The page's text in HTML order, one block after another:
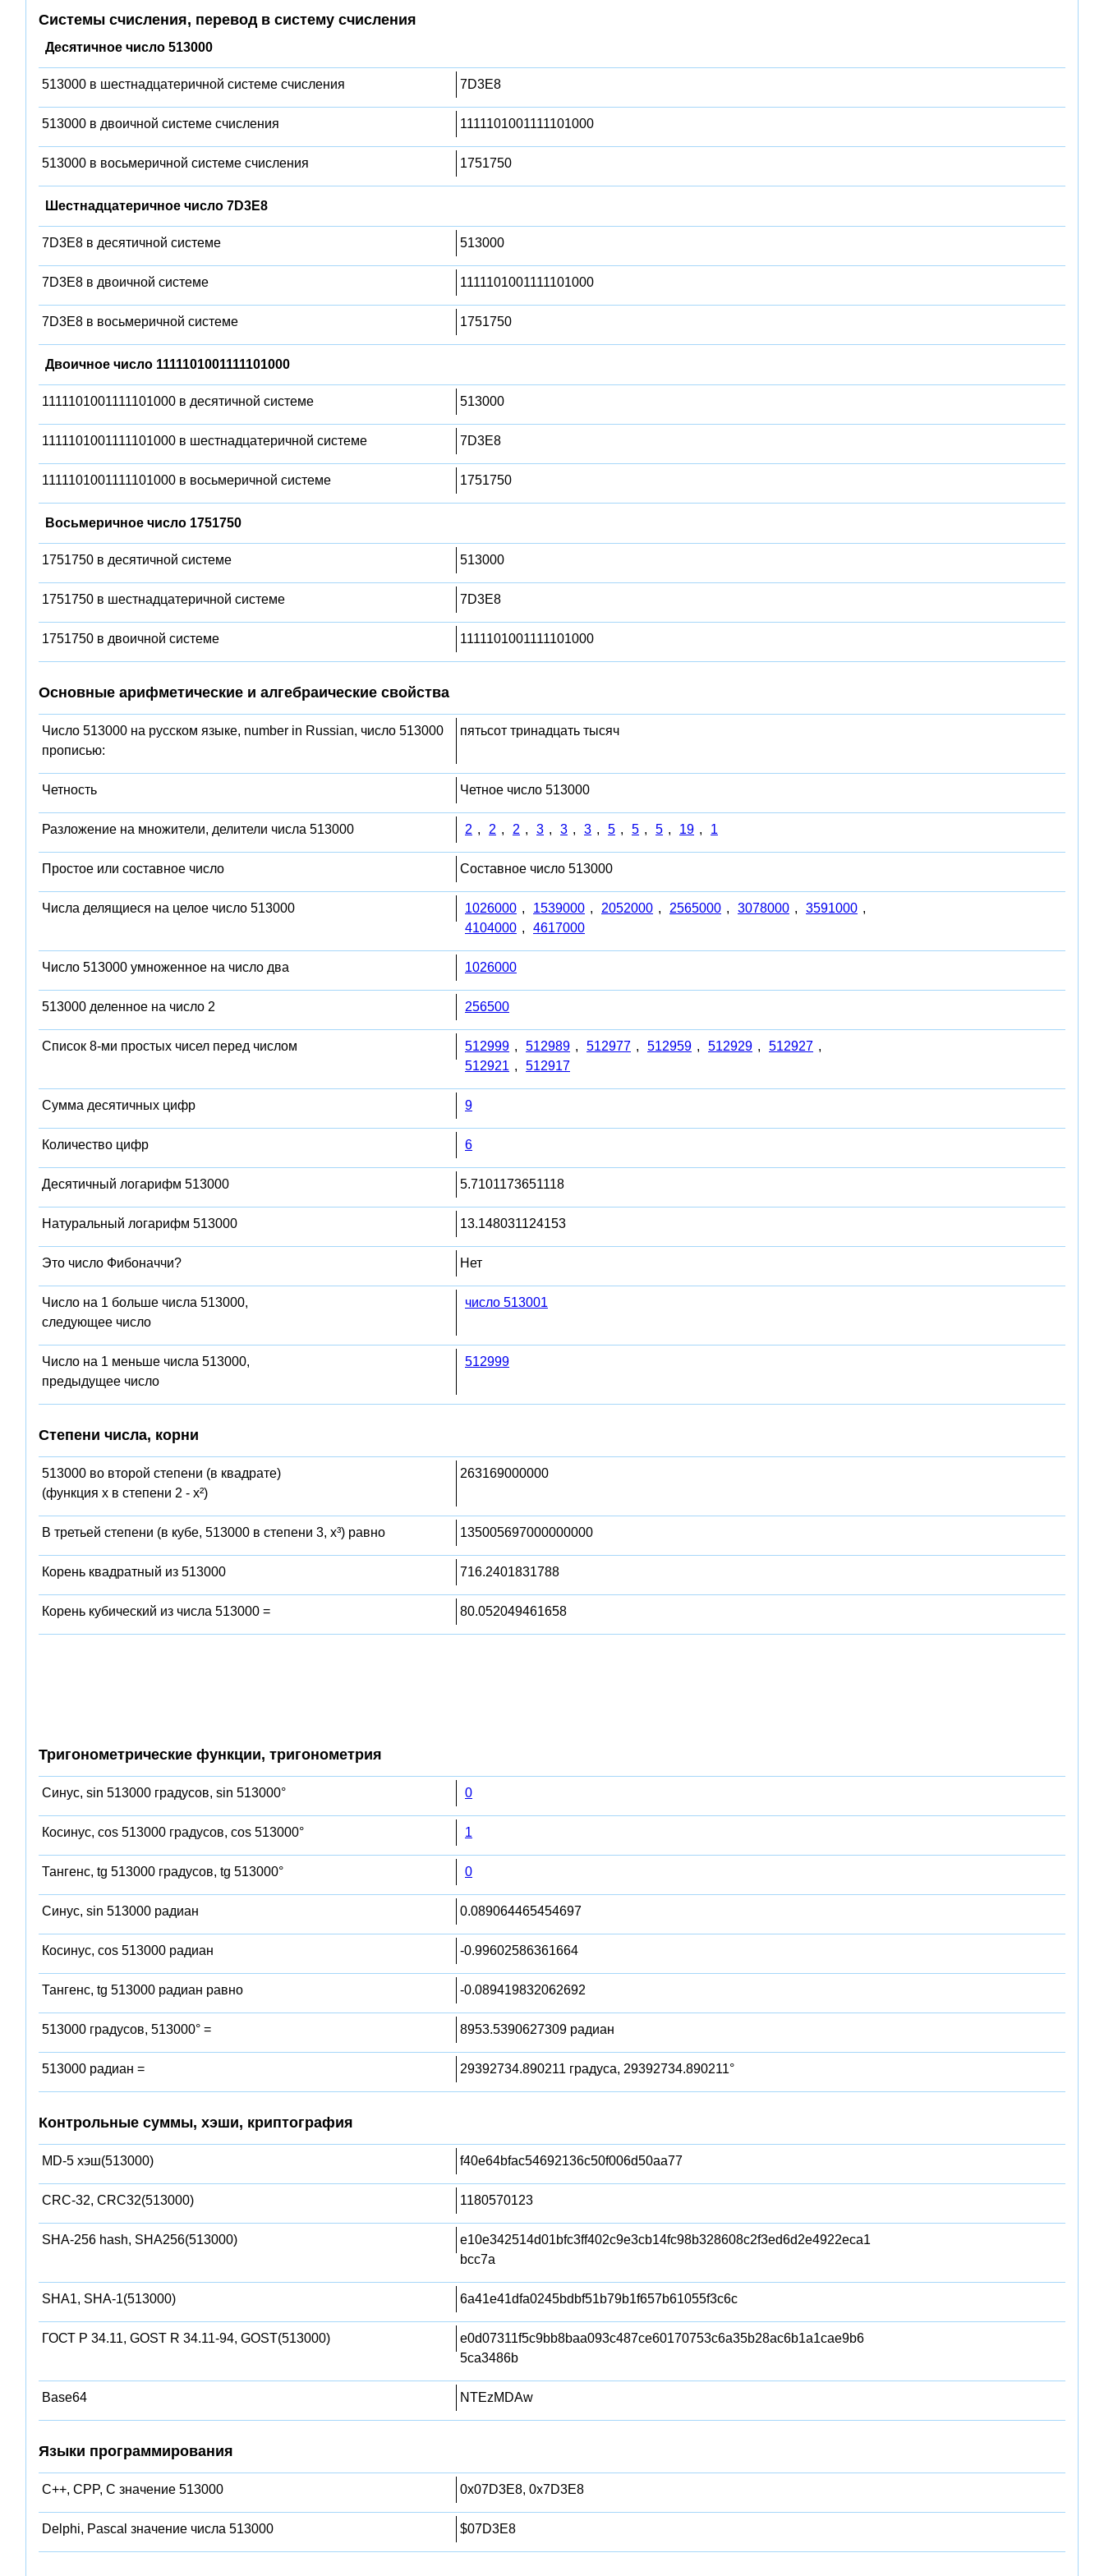
Системы счисления, перевод в систему счисления
Десятичное число 513000
513000 в шестнадцатеричной системе счисления 7D3E8
513000 в двоичной системе счисления 1111101001111101000
513000 в восьмеричной системе счисления 1751750
Шестнадцатеричное число 7D3E8
7D3E8 в десятичной системе 513000
7D3E8 в двоичной системе 1111101001111101000
7D3E8 в восьмеричной системе 1751750
Двоичное число 1111101001111101000
1111101001111101000 в десятичной системе 513000
1111101001111101000 в шестнадцатеричной системе 7D3E8
1111101001111101000 в восьмеричной системе 1751750
Восьмеричное число 1751750
1751750 в десятичной системе 513000
1751750 в шестнадцатеричной системе 7D3E8
1751750 в двоичной системе 1111101001111101000
Основные арифметические и алгебраические свойства
Число 513000 на русском языке, number in Russian, число 513000
прописью:
пятьсот тринадцать тысяч
Четность Четное число 513000
Разложение на множители, делители числа 513000 2 , 2 , 2 , 3 , 3 , 3 , 5 , 5 , 5 , 19 , 1
Простое или составное число Составное число 513000
Числа делящиеся на целое число 513000 1026000 , 1539000 , 2052000 , 2565000 , 3078000 , 3591000 ,
4104000 , 4617000
Число 513000 умноженное на число два 1026000
513000 деленное на число 2 256500
Список 8-ми простых чисел перед числом 512999 , 512989 , 512977 , 512959 , 512929 , 512927 ,
512921 , 512917
Сумма десятичных цифр 9
Количество цифр 6
Десятичный логарифм 513000 5.7101173651118
Натуральный логарифм 513000 13.148031124153
Это число Фибоначчи? Нет
Число на 1 больше числа 513000,
следующее число
число 513001
Число на 1 меньше числа 513000,
предыдущее число
512999
Степени числа, корни
513000 во второй степени (в квадрате)
(функция x в степени 2 - x²)
263169000000
В третьей степени (в кубе, 513000 в степени 3, x³) равно 135005697000000000
Корень квадратный из 513000 716.2401831788
Корень кубический из числа 513000 = 80.052049461658
Тригонометрические функции, тригонометрия
Синус, sin 513000 градусов, sin 513000° 0
Косинус, cos 513000 градусов, cos 513000° 1
Тангенс, tg 513000 градусов, tg 513000° 0
Синус, sin 513000 радиан 0.089064465454697
Косинус, cos 513000 радиан -0.99602586361664
Тангенс, tg 513000 радиан равно -0.089419832062692
513000 градусов, 513000° = 8953.5390627309 радиан
513000 радиан = 29392734.890211 градуса, 29392734.890211°
Контрольные суммы, хэши, криптография
MD-5 хэш(513000) f40e64bfac54692136c50f006d50aa77
CRC-32, CRC32(513000) 1180570123
SHA-256 hash, SHA256(513000)
e10e342514d01bfc3ff402c9e3cb14fc98b328608c2f3ed6d2e4922eca1
bcc7a
SHA1, SHA-1(513000) 6a41e41dfa0245bdbf51b79b1f657b61055f3c6c
ГОСТ Р 34.11, GOST R 34.11-94, GOST(513000)
e0d07311f5c9bb8baa093c487ce60170753c6a35b28ac6b1a1cae9b6
5ca3486b
Base64 NTEzMDAw
Языки программирования
C++, CPP, C значение 513000 0x07D3E8, 0x7D3E8
Delphi, Pascal значение числа 513000 $07D3E8